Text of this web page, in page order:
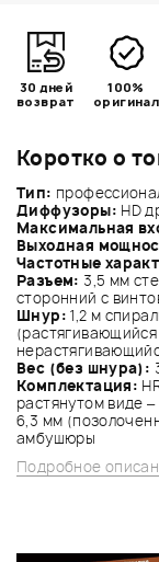
Коротко о
Тип:
Диффузоры: HD
Максимальная
Выходная
Частотные
Разъем: 3,5 мм
сторонний с
Шнур: 1,2 м
Вес (без шнура):
Комплектация:
растянутом виде
6,3 мм
амбушюры
Подробное
30 дней
возврат
100%
оригинал